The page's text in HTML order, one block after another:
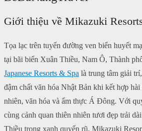
Giới thiệu về Mikazuki
Tọa lạc trên tuyến đường ven biển huyết
tại bãi biển Xuân Thiều, Nam Ô, Thành
Japanese Resorts & Spa là trung tâm giải
đậm chất văn hóa Nhật Bản khi kết hợp
nhiên, văn hóa và ẩm thực Á Đông. Với
cùng cảnh quan thiên nhiên tươi đẹp trải
Thiều trong xanh quyến rũ, Mikazuki